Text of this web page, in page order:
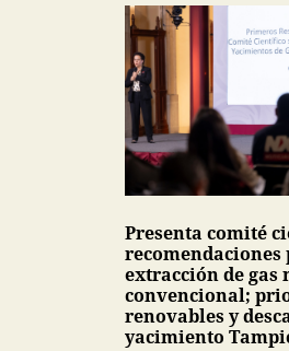
Presenta comité
recomendaciones
extracción de gas
convencional;
renovables y
yacimiento